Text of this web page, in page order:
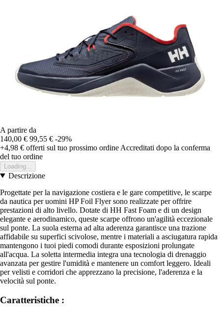
A partire da
140,00 € 99,55 € -29%
+4,98 € offerti sul tuo prossimo ordine Accreditati dopo la conferma
del tuo ordine
Loading...
Descrizione
Progettate per la navigazione costiera e le gare competitive, le scarpe
da nautica per uomini HP Foil Flyer sono realizzate per offrire
prestazioni di alto livello. Dotate di HH Fast Foam e di un design
elegante e aerodinamico, queste scarpe offrono un'agilità eccezionale
sul ponte. La suola esterna ad alta aderenza garantisce una trazione
affidabile su superfici scivolose, mentre i materiali a asciugatura rapida
mantengono i tuoi piedi comodi durante esposizioni prolungate
all'acqua. La soletta intermedia integra una tecnologia di drenaggio
avanzata per gestire l'umidità e mantenere un comfort leggero. Ideali
per velisti e corridori che apprezzano la precisione, l'aderenza e la
velocità sul ponte.
Caratteristiche :